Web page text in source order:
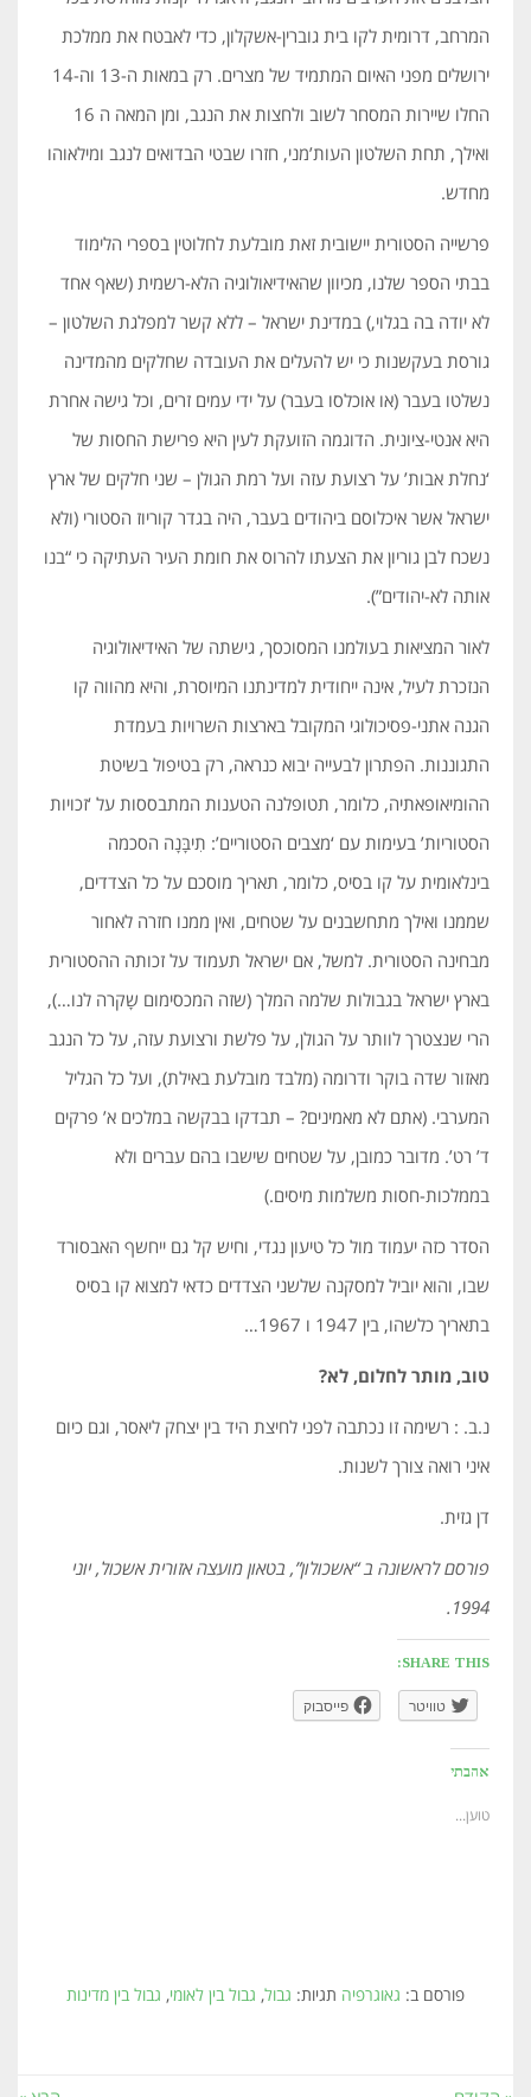
המרחב, דרומית לקו בית גוברין-אשקלון, כדי לאבטח את ממלכת
ירושלים מפני האיום המתמיד של מצרים. רק במאות ה-13 וה-14
החלו שיירות המסחר לשוב ולחצות את הנגב, ומן המאה ה 16
ואילך, תחת השלטון העות’מני, חזרו שבטי הבדואים לנגב ומילאוהו
מחדש.
פרשייה הסטורית יישובית זאת מובלעת לחלוטין בספרי הלימוד
בבתי הספר שלנו, מכיוון שהאידיאולוגיה הלא-רשמית (שאף אחד
לא יודה בה בגלוי,) במדינת ישראל – ללא קשר למפלגת השלטון –
גורסת בעקשנות כי יש להעלים את העובדה שחלקים מהמדינה
נשלטו בעבר (או אוכלסו בעבר) על ידי עמים זרים, וכל גישה אחרת
היא אנטי-ציונית. הדוגמה הזועקת לעין היא פרישת החסות של
‘נחלת אבות’ על רצועת עזה ועל רמת הגולן – שני חלקים של ארץ
ישראל אשר איכלוסם ביהודים בעבר, היה בגדר קוריוז הסטורי (ולא
נשכח לבן גוריון את הצעתו להרוס את חומת העיר העתיקה כי “בנו
אותה לא-יהודים”).
לאור המציאות בעולמנו המסוכסך, גישתה של האידיאולוגיה
הנזכרת לעיל, אינה ייחודית למדינתנו המיוסרת, והיא מהווה קו
הגנה אתני-פסיכולוגי המקובל בארצות השרויות בעמדת
התגוננות. הפתרון לבעייה יבוא כנראה, רק בטיפול בשיטת
ההומיאופאתיה, כלומר, תטופלנה הטענות המתבססות על ‘זכויות
הסטוריות’ בעימות עם ‘מצבים הסטוריים’: תִיבָּנָה הסכמה
בינלאומית על קו בסיס, כלומר, תאריך מוסכם על כל הצדדים,
שממנו ואילך מתחשבנים על שטחים, ואין ממנו חזרה לאחור
מבחינה הסטורית. למשל, אם ישראל תעמוד על זכותה ההסטורית
בארץ ישראל בגבולות שלמה המלך (שזה המכסימום שָקרה לנו…),
הרי שנצטרך לוותר על הגולן, על פלשת ורצועת עזה, על כל הנגב
מאזור שדה בוקר ודרומה (מלבד מובלעת באילת), ועל כל הגליל
המערבי. (אתם לא מאמינים? – תבדקו בבקשה במלכים א’ פרקים
ד’ רט’. מדובר כמובן, על שטחים שישבו בהם עברים ולא
בממלכות-חסות משלמות מיסים.)
הסדר כזה יעמוד מול כל טיעון נגדי, וחיש קל גם ייחשף האבסורד
שבו, והוא יוביל למסקנה שלשני הצדדים כדאי למצוא קו בסיס
בתאריך כלשהו, בין 1947 ו 1967…
טוב, מותר לחלום, לא?
נ.ב. : רשימה זו נכתבה לפני לחיצת היד בין יצחק ליאסר, וגם כיום
איני רואה צורך לשנות.
דן גזית.
פורסם לראשונה ב “אשכולון”, בטאון מועצה אזורית אשכול, יוני
1994.
SHARE THIS:
טוויטר פייסבוק
אהבתי
טוען...
פורסם ב: גאוגרפיה תגיות: גבול, גבול בין לאומי, גבול בין מדינות